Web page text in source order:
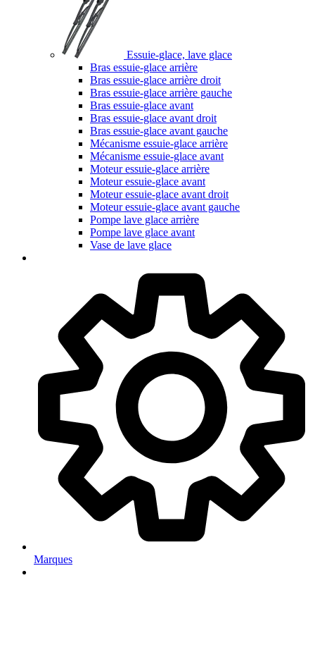
Essuie-glace, lave glace
Bras essuie-glace arrière
Bras essuie-glace arrière droit
Bras essuie-glace arrière gauche
Bras essuie-glace avant
Bras essuie-glace avant droit
Bras essuie-glace avant gauche
Mécanisme essuie-glace arrière
Mécanisme essuie-glace avant
Moteur essuie-glace arrière
Moteur essuie-glace avant
Moteur essuie-glace avant droit
Moteur essuie-glace avant gauche
Pompe lave glace arrière
Pompe lave glace avant
Vase de lave glace
Marques